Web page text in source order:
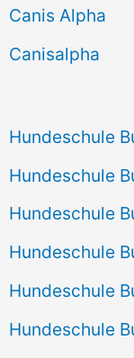
c
h
Canis Alpha
Canisalpha
Hundeschule
Hundeschule
Hundeschule
Hundeschule
Hundeschule
Hundeschule